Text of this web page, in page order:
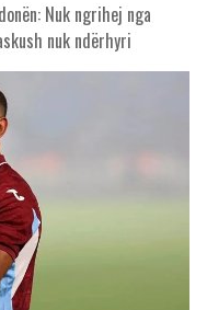
Nuk ngrihej nga
nuk ndërhyri